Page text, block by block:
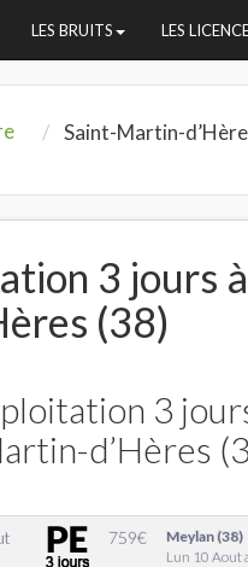
LES BRUITS LES
Saint-Martin-
3 jours
(38)
3
d’Hères
759€
Meylan (38)
Lun 10 Aout